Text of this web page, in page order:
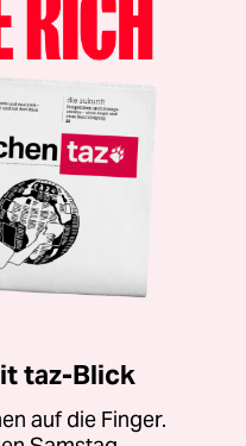
taz-Blick
auf die Finger.